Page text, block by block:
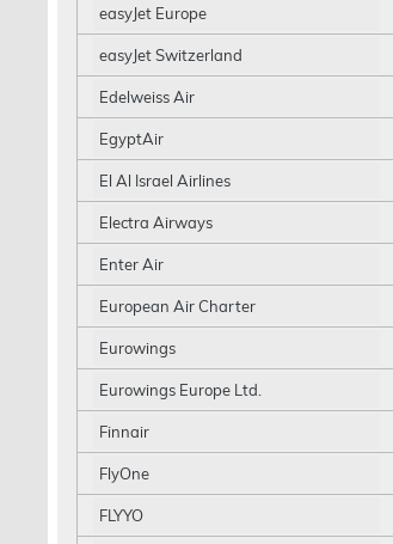
easyJet Europe
easyJet Switzerland
Edelweiss Air
EgyptAir
El Al Israel Airlines
Electra Airways
Enter Air
European Air Charter
Eurowings
Eurowings Europe Ltd.
Finnair
FlyOne
FLYYO